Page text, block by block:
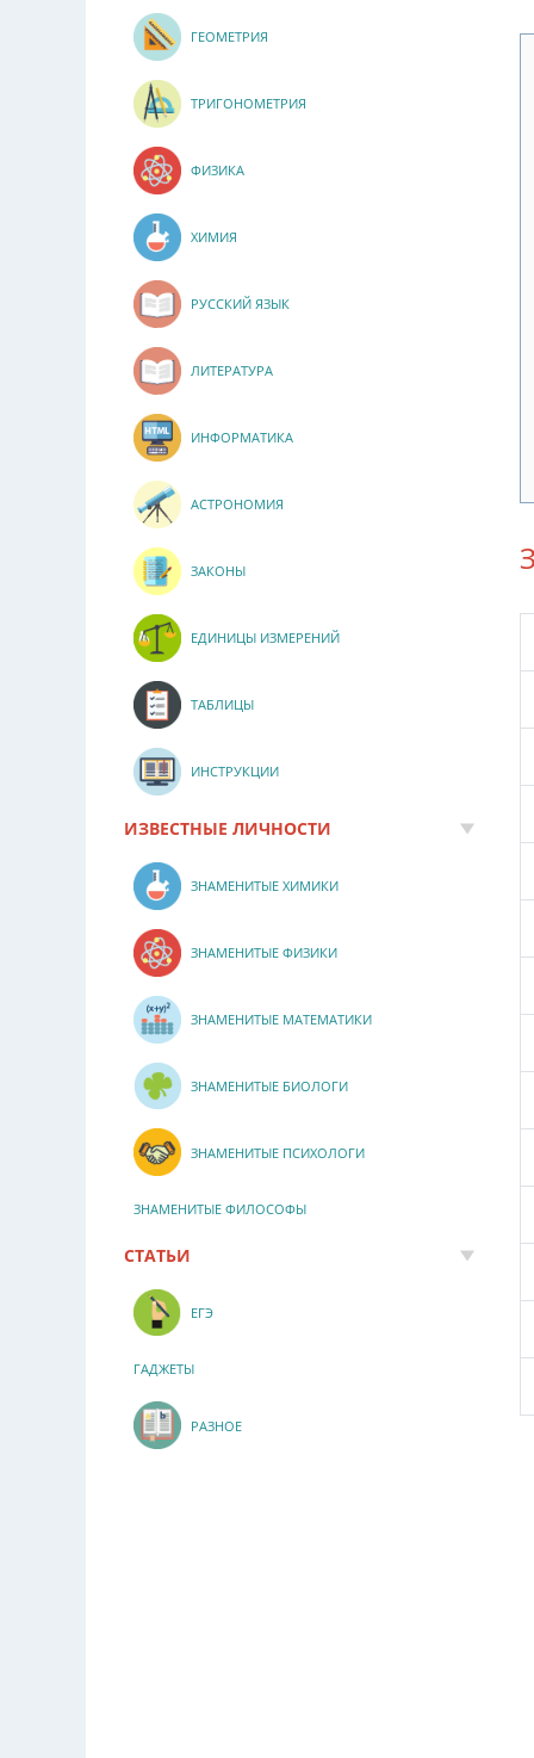
ГЕОМЕТРИЯ
ТРИГОНОМЕТРИЯ
ФИЗИКА
ХИМИЯ
РУССКИЙ ЯЗЫК
ЛИТЕРАТУРА
ИНФОРМАТИКА
АСТРОНОМИЯ
ЗАКОНЫ
ЕДИНИЦЫ ИЗМЕРЕНИЙ
ТАБЛИЦЫ
ИНСТРУКЦИИ
ИЗВЕСТНЫЕ ЛИЧНОСТИ
ЗНАМЕНИТЫЕ ХИМИКИ
ЗНАМЕНИТЫЕ ФИЗИКИ
ЗНАМЕНИТЫЕ МАТЕМАТИКИ
ЗНАМЕНИТЫЕ БИОЛОГИ
ЗНАМЕНИТЫЕ ПСИХОЛОГИ
ЗНАМЕНИТЫЕ ФИЛОСОФЫ
СТАТЬИ
ЕГЭ
ГАДЖЕТЫ
РАЗНОЕ